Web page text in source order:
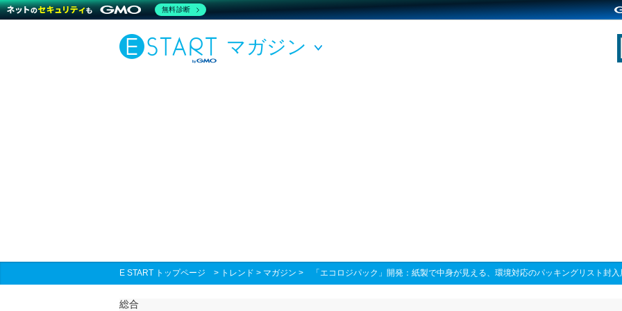
マガジン
E START トップページ > トレンド > マガジン > 「エコロジパック」開発：紙製で中身が見える、環境対応のパッキングリスト封入
総合
無料診断